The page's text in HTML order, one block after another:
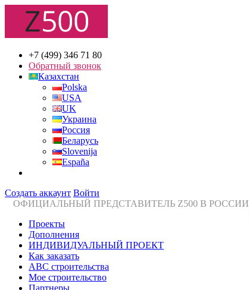
+7 (499) 346 71 80
Обратный звонок
Казахстан
Polska
USA
UK
Украина
Россия
Беларусь
Slovenija
España
Создать аккаунт Войти
ОФИЦИАЛЬНЫЙ ПРЕДСТАВИТЕЛЬ Z500 В РОССИИ
Проекты
Дополнения
ИНДИВИДУАЛЬНЫЙ ПРОЕКТ
Как заказать
ABC строительства
Мое строительство
Партнеры